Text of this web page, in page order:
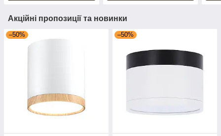
Акційні пропозиції та новинки
–50% –50%